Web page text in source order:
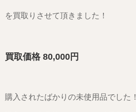
を買取りさせて頂きました！
買取価格 80,000円
購入されたばかりの未使用品でした！